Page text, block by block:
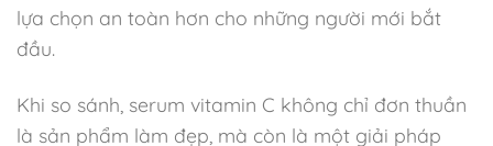
lựa chọn an toàn hơn cho những người mới bắt
đầu.
Khi so sánh, serum vitamin C không chỉ đơn thuần
là sản phẩm làm đẹp, mà còn là một giải pháp